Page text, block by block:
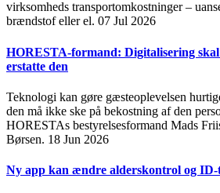
virksomheds transportomkostninger –
brændstof eller el. 07 Jul 2026
HORESTA-formand: Digitalisering
erstatte den
Teknologi kan gøre gæsteoplevelsen
den må ikke ske på bekostning af den
HORESTAs bestyrelsesformand Mads
Børsen. 18 Jun 2026
Ny app kan ændre alderskontrol og